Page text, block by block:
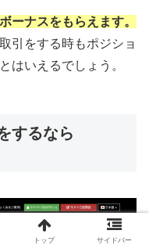
ーナスをもらえます。
引をする時もポジショ
はいえるでしょう。
するなら
トップ サイドバー